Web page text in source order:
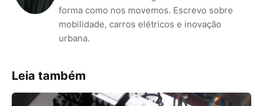
forma como nos movemos. Escrevo sobre
mobilidade, carros elétricos e inovação
urbana.
Leia também